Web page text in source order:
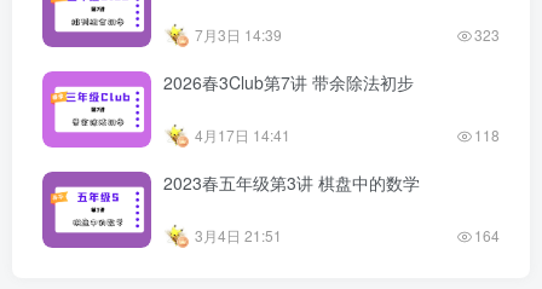
7月3日 14:39 323
2026春3Club第7讲 带余除法初步
4月17日 14:41 118
2023春五年级第3讲 棋盘中的数学
3月4日 21:51 164